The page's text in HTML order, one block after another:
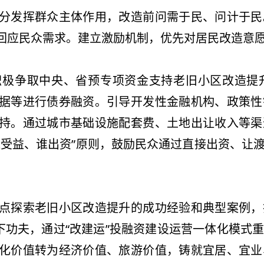
群众主体作用，改造前问需于民、问计于民
应民众需求。建立激励机制，优先对居民改
取中央、省预专项资金支持老旧小区改造提
等进行债券融资。引导开发性金融机构、政策
。通过城市基础设施配套费、土地出让收入等
益、谁出资”原则，鼓励民众通过直接出资、让
老旧小区改造提升的成功经验和典型案例，
夫，通过“改建运”投融资建设运营一体化模式
价值转为经济价值、旅游价值，铸就宜居、宜